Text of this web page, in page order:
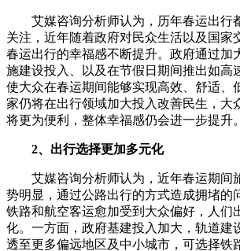
艾媒咨询分析师认为，历年春运出行
关注，近年随着政府对民众生活以及国家
春运出行的幸福感不断提升。政府通过加
施建设投入、以及在节假日期间推出如高
使大众在春运期间能够实现高效、舒适、
家仍将在出行领域加大投入改善民生，大
将更为便利，整体幸福感仍会进一步提升。
2、出行选择更加多元化
艾媒咨询分析师认为，近年春运期间
势明显，通过公路出行的方式造成拥堵的
铁路和航空客运愈加受到大众偏好，人们
化。一方面，政府基建投入加大，轨道建
透至更多偏远地区及中小城市，可选择铁